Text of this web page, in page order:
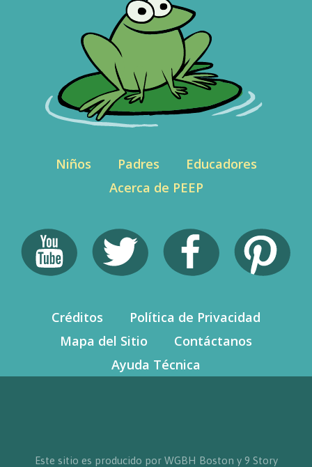
Niños Padres
Educadores
Acerca de PEEP
Créditos
Política de Privacidad
Mapa del Sitio
Contáctanos
Ayuda Técnica
Este sitio es producido por WGBH Boston y 9 Story